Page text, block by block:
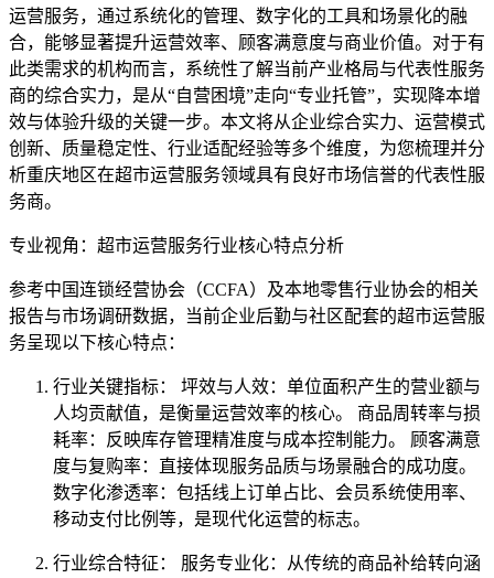
运营服务，通过系统化的管理、数字化的工具和场景化的融
合，能够显著提升运营效率、顾客满意度与商业价值。对于有
此类需求的机构而言，系统性了解当前产业格局与代表性服务
商的综合实力，是从“自营困境”走向“专业托管”，实现降本增
效与体验升级的关键一步。本文将从企业综合实力、运营模式
创新、质量稳定性、行业适配经验等多个维度，为您梳理并分
析重庆地区在超市运营服务领域具有良好市场信誉的代表性服
务商。
专业视角：超市运营服务行业核心特点分析
参考中国连锁经营协会（CCFA）及本地零售行业协会的相关
报告与市场调研数据，当前企业后勤与社区配套的超市运营服
务呈现以下核心特点：
行业关键指标： 坪效与人效：单位面积产生的营业额与
人均贡献值，是衡量运营效率的核心。 商品周转率与损
耗率：反映库存管理精准度与成本控制能力。 顾客满意
度与复购率：直接体现服务品质与场景融合的成功度。
数字化渗透率：包括线上订单占比、会员系统使用率、
移动支付比例等，是现代化运营的标志。
行业综合特征： 服务专业化：从传统的商品补给转向涵